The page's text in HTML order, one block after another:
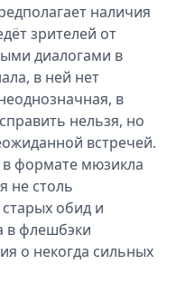
наличия
зрителей от
диалогами в
в ней нет
в
нельзя, но
встречей.
формате мюзикла
не столь
обид и
в флешбэки
о некогда сильных